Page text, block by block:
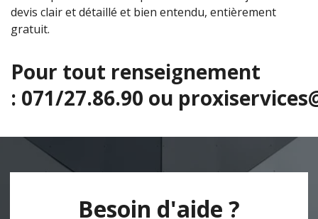
devis clair et détaillé et bien entendu, entièrement
gratuit.
Pour tout renseignement
: 071/27.86.90 ou
Besoin d'aide ?